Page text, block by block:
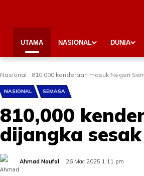
UTAMA NASIONAL DUNIA
Nasional 810,000 kenderaan masuk Negeri
NASIONAL SEMASA
810,000
dijangka sesak
Ahmad Naufal 26 Mac 2025 1:11 pm